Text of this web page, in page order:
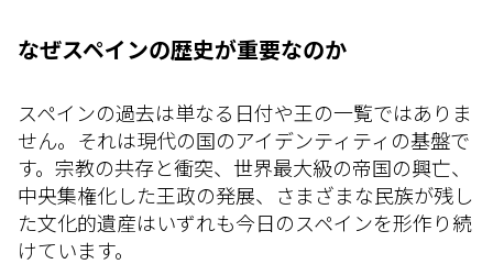
なぜスペインの歴史が重要なのか
スペインの過去は単なる日付や王の一覧ではありま
せん。それは現代の国のアイデンティティの基盤で
す。宗教の共存と衝突、世界最大級の帝国の興亡、
中央集権化した王政の発展、さまざまな民族が残し
た文化的遺産はいずれも今日のスペインを形作り続
けています。